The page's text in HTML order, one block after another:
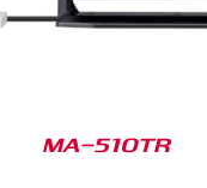
MA-510TR